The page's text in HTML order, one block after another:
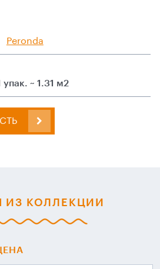
Peronda
упак. ~ 1.31 м2
ИЗ КОЛЛЕКЦИИ
ЦЕНА